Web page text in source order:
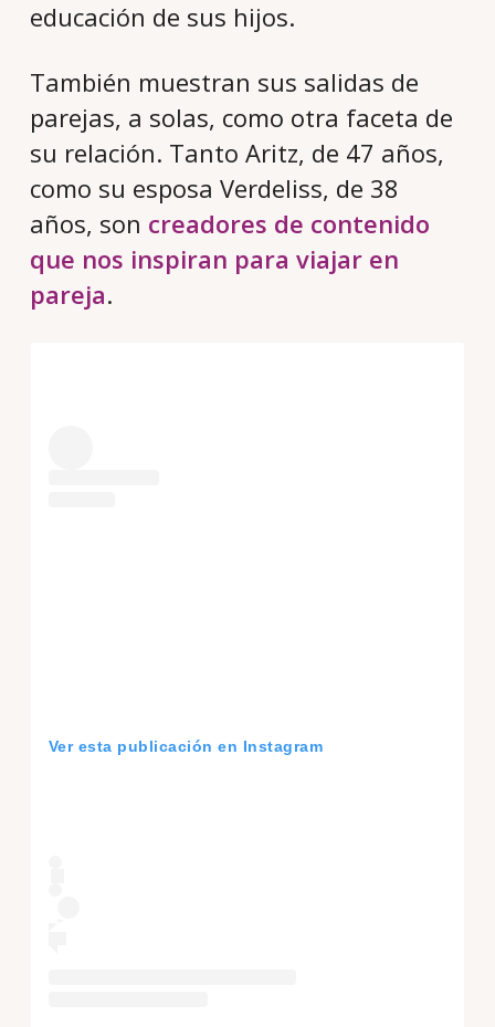
educación de sus hijos.
También muestran sus salidas de
parejas, a solas, como otra faceta de
su relación. Tanto Aritz, de 47 años,
como su esposa Verdeliss, de 38
años, son creadores de contenido
que nos inspiran para viajar en
pareja.
Ver esta publicación en Instagram